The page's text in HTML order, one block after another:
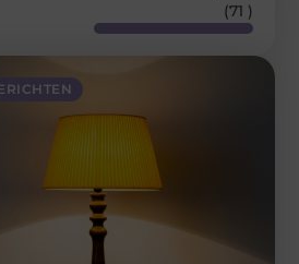
(71 )